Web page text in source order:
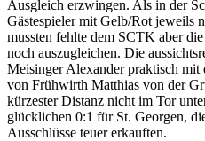
Ausgleich erzwingen. Als in der
Gästespieler mit Gelb/Rot jeweils
mussten fehlte dem SCTK aber
noch auszugleichen. Die
Meisinger Alexander praktisch
von Frühwirth Matthias von der
kürzester Distanz nicht im Tor
glücklichen 0:1 für St. Georgen,
Ausschlüsse teuer erkauften.